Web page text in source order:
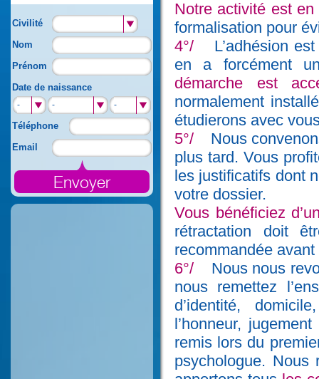
Civilité
Nom
Prénom
Date de naissance
- - -
Téléphone
Email
Notre activité est
formalisation pour
4°/
L’adhésion
en a forcément
démarche est
normalement
étudierons avec
5°/ Nous
plus tard. Vous
les justificatifs dont
votre dossier.
Vous bénéficiez
rétractation doit
recommandée
6°/ Nous nous
nous remettez
d’identité,
l’honneur,
remis lors du
psychologue. Nous